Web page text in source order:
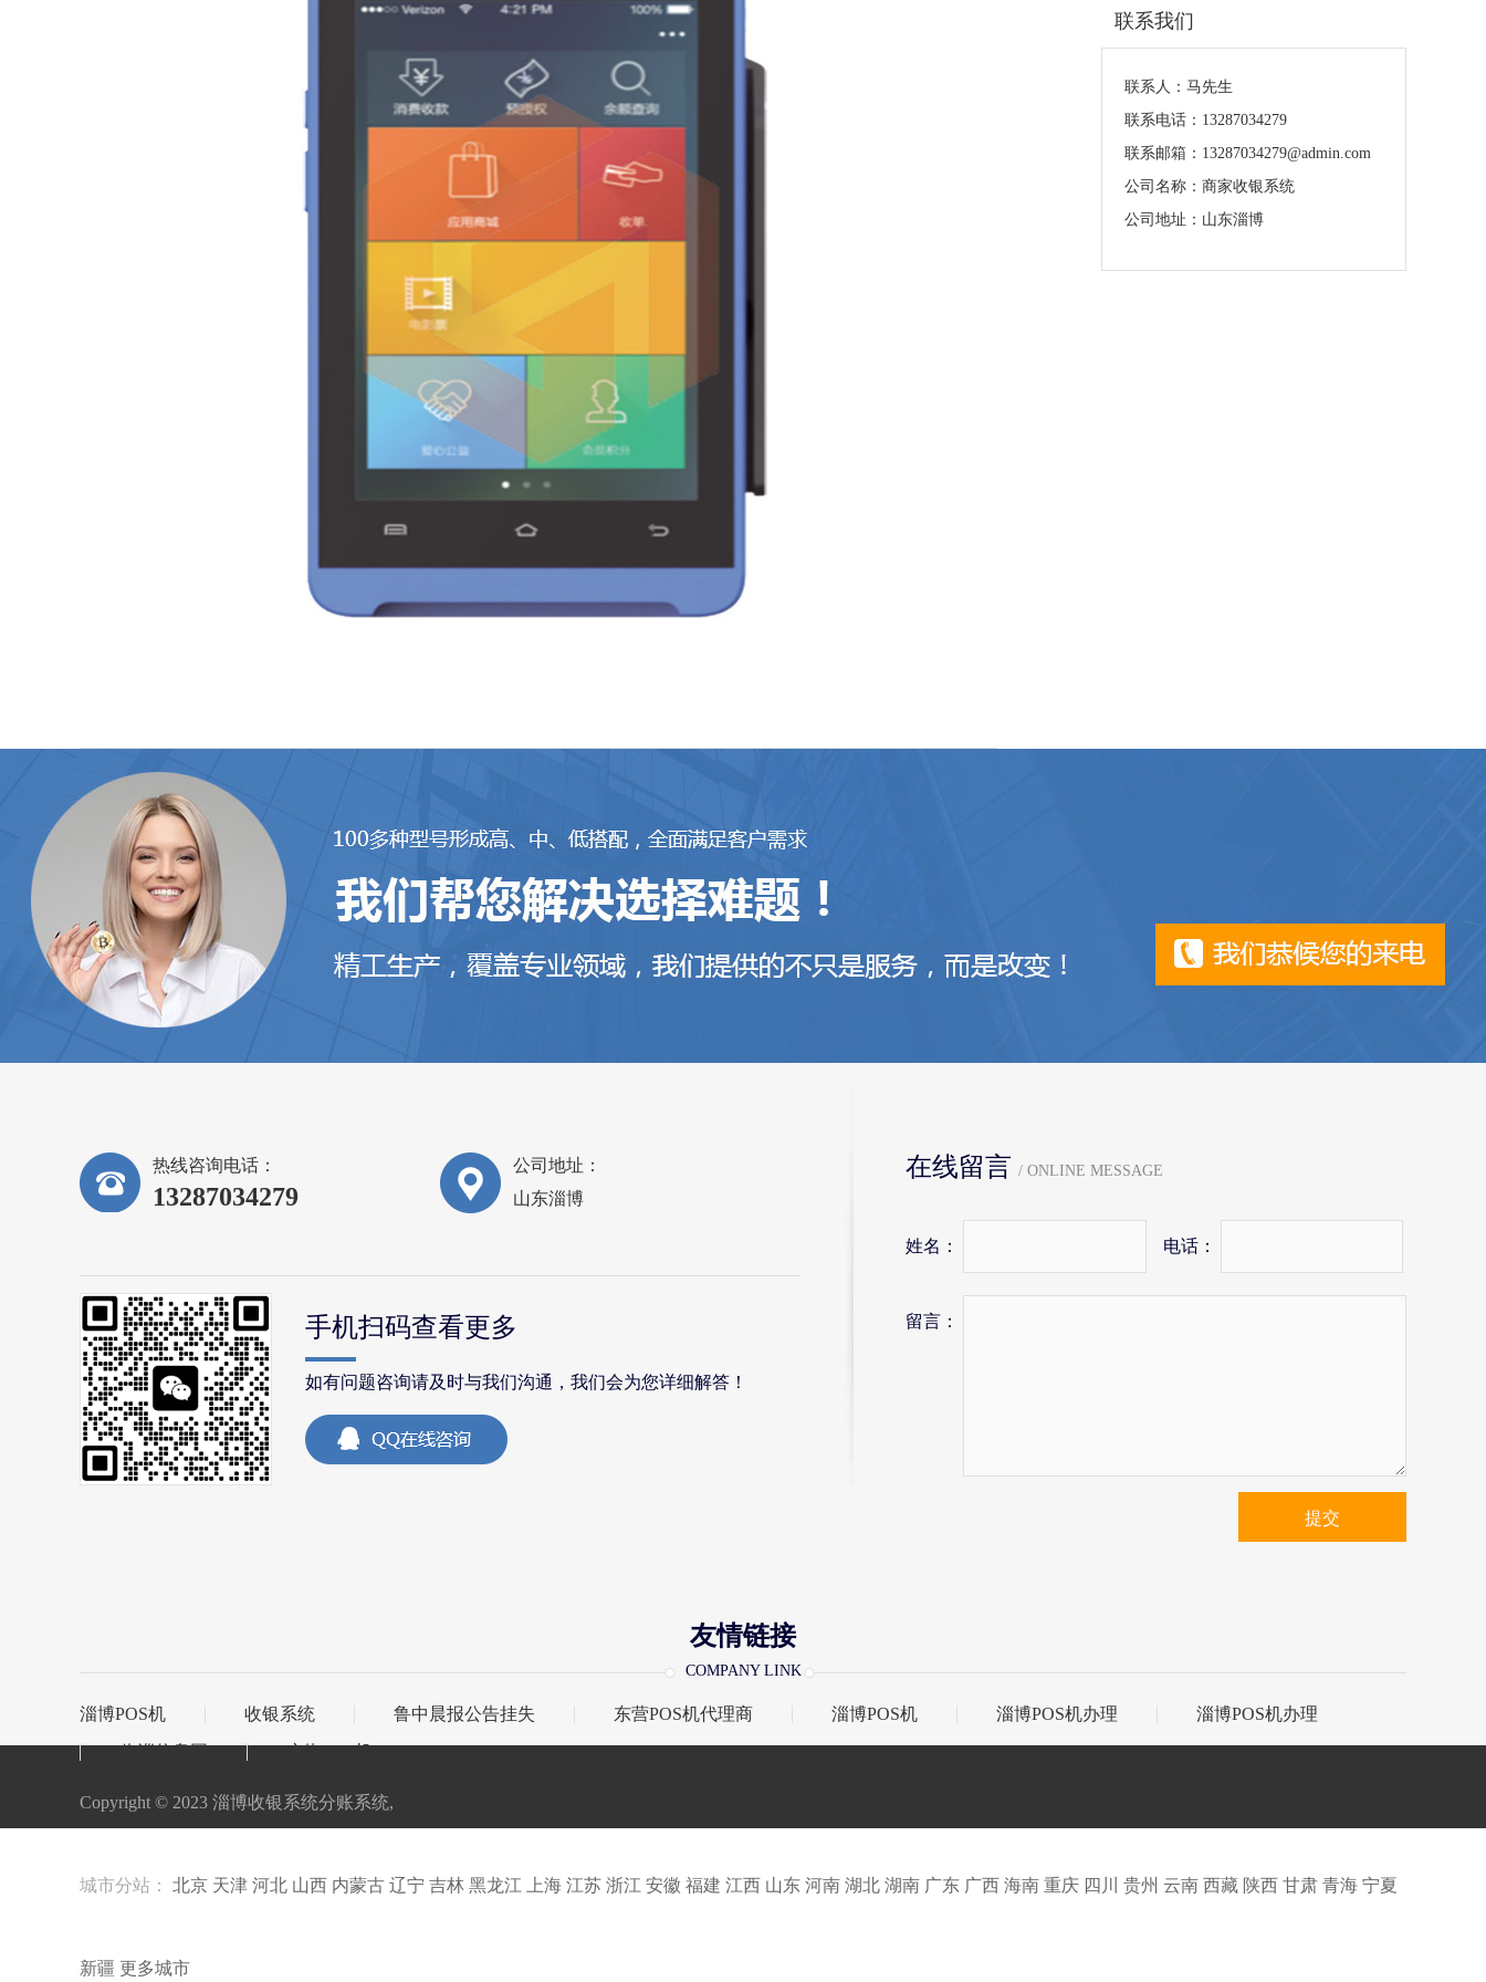
联系我们
联系人：马先生
联系电话：13287034279
联系邮箱：13287034279@admin.com
公司名称：商家收银系统
公司地址：山东淄博
热线咨询电话：
13287034279
公司地址：
山东淄博
手机扫码查看更多
如有问题咨询请及时与我们沟通，我们会为您详细解答！
在线留言 / ONLINE MESSAGE
姓名： 电话：
留言：
提交
友情链接
COMPANY LINK
淄博POS机 收银系统 鲁中晨报公告挂失 东营POS机代理商 淄博POS机 淄博POS机办理
淄博POS机办理
临淄信息网
广饶POS机
Copyright © 2023 淄博收银系统分账系统,
城市分站： 北京 天津 河北 山西 内蒙古 辽宁 吉林 黑龙江 上海 江苏 浙江 安徽 福建 江西 山东 河南 湖北 湖南 广东 广西 海南 重庆 四川 贵州 云南 西藏 陕西 甘肃 青海 宁夏
新疆 更多城市